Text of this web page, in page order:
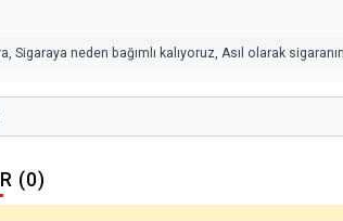
Sigaraya neden bağımlı kalıyoruz Asıl olarak
(0)